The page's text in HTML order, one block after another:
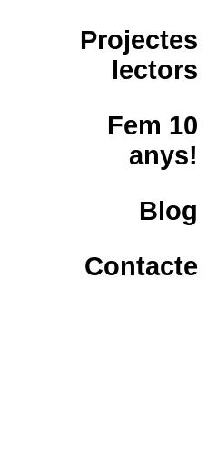
Projectes
lectors
Fem 10
anys!
Blog
Contacte